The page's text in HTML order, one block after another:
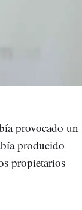
provocado un
producido
propietarios